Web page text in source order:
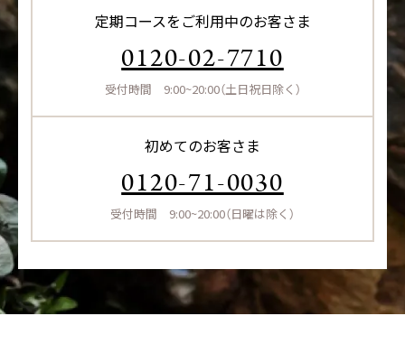
定期コースをご利用中のお客さま
0120-02-7710
受付時間 9:00~20:00（土日祝日除く）
初めてのお客さま
0120-71-0030
受付時間 9:00~20:00（日曜は除く）